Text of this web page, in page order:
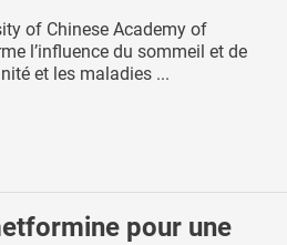
of Chinese Academy of
l’influence du sommeil et de
et les maladies ...
pour une